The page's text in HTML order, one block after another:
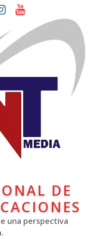
DE
una perspectiva